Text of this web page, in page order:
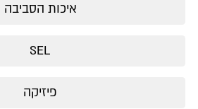
איכות הסביבה
SEL
פיזיקה